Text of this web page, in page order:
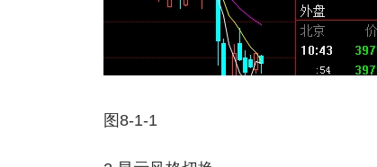
图8-1-1